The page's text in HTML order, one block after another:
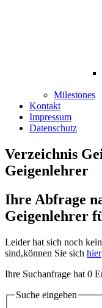
Milestones
Kontakt
Impressum
Datenschutz
Verzeichnis
Geigenlehrer
Ihre Abfrage
Geigenlehrer
Leider hat sich noch
sind,können Sie sich hier
Ihre Suchanfrage hat 0
Suche eingeben